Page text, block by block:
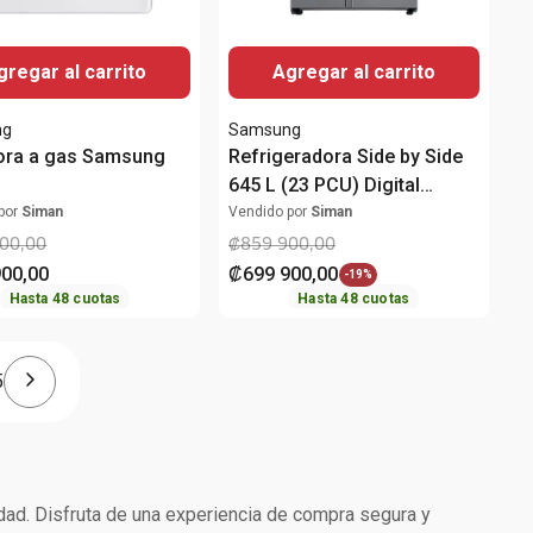
al carrito
a gas Samsung
Siman
,00
,00
Hasta 48 cuotas
Agregar al carrito
Samsung
Refrigeradora Side by Side
645 L (23 PCU) Digital
Inverter RS23T5B00S9/AP
Samsung
Vendido por Siman
₡859 900,00
₡699 900,00 -19%
Hasta48 cuotas
Disfruta de una experiencia de compra segura y